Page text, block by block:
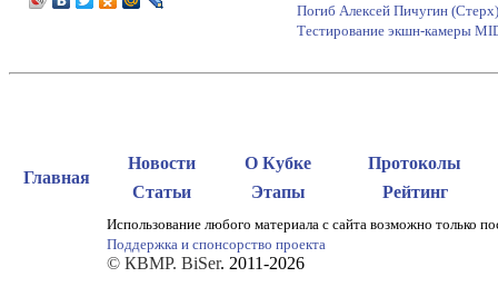
Погиб Алексей Пичугин (Стерх)
Тестирование экшн-камеры
Главная
Новости О Кубке
Протоколы
Статьи
Этапы Рейтинг
Использование любого материала с сайта возможно только
Поддержка и спонсорство проекта
© КВМР. BiSer. 2011-2026